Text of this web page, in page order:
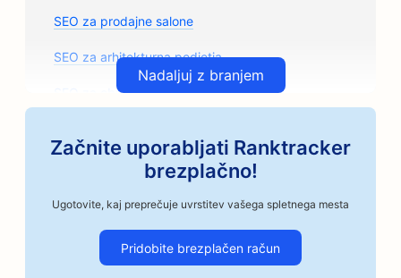
SEO za prodajne salone
SEO za arhitekturna podjetja
SEO za obrtne pražarne kave
SEO za avtomehanične delavnice
SEO za avtoličarske salone
SEO za avtomobilska podjetja
Nadaljuj z branjem
Začnite uporabljati Ranktracker
brezplačno!
Ugotovite, kaj preprečuje uvrstitev vašega spletnega mesta
Pridobite brezplačen račun